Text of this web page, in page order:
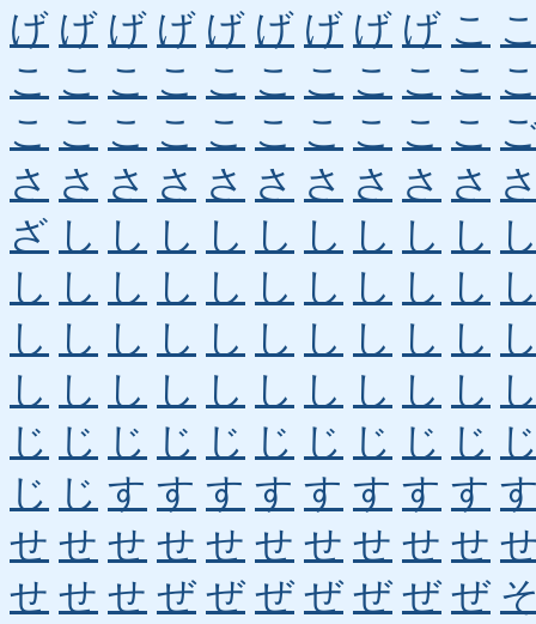
げ げ げ げ げ げ げ げ げ こ
こ こ こ こ こ こ こ こ こ こ
こ こ こ こ こ こ こ こ こ こ
さ さ さ さ さ さ さ さ さ さ
ざ し し し し し し し し し
し し し し し し し し し し
し し し し し し し し し し
し し し し し し し し し し
じ じ じ じ じ じ じ じ じ じ
じ じ す す す す す す す す
せ せ せ せ せ せ せ せ せ せ
せ せ せ ぜ ぜ ぜ ぜ ぜ ぜ ぜ